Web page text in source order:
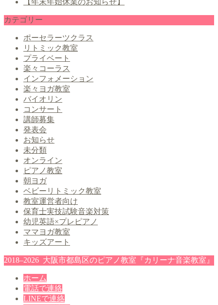
【年末年始休業のお知らせ】
カテゴリー
ポーセラーツクラス
リトミック教室
プライベート
楽々コーラス
インフォメーション
楽々ヨガ教室
バイオリン
コンサート
講師募集
発表会
お知らせ
未分類
オンライン
ピアノ教室
朝ヨガ
ベビーリトミック教室
教室運営者向け
保育士実技試験音楽対策
幼児英語×プレピアノ
ママヨガ教室
キッズアート
2018–2026 大阪市都島区のピアノ教室『カリーナ音楽教室』
ホーム
電話で連絡
LINEで連絡